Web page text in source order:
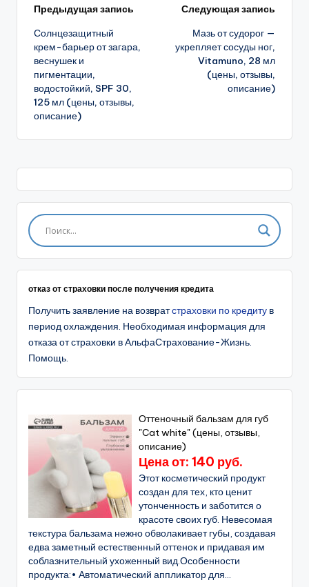
Навигация
записи
Предыдущая запись
Солнцезащитный
крем-барьер от загара,
веснушек и
пигментации,
водостойкий, SPF 30,
125 мл (цены, отзывы,
описание)
Следующая запись
Мазь от судорог —
укрепляет сосуды ног,
Vitamuno, 28 мл
(цены, отзывы,
описание)
отказ от страховки после получения кредита
Получить заявление на возвратстраховки по кредиту в
период охлаждения. Необходимая информация для
отказа от страховки в АльфаСтрахование-Жизнь.
Помощь.
Оттеночный бальзам для губ
"Cat white" (цены, отзывы,
описание)
Цена от: 140 руб.
Этот косметический продукт
создан для тех, кто ценит
утонченность и заботится о
красоте своих губ. Невесомая
текстура бальзама нежно обволакивает губы, создавая
едва заметный естественный оттенок и придавая им
соблазнительный ухоженный вид.Особенности
продукта:• Автоматический аппликатор для...